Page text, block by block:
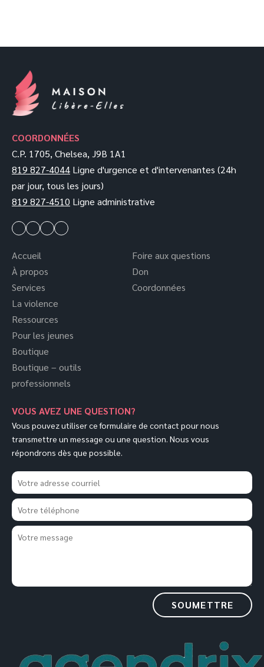
COORDONNÉES
C.P. 1705, Chelsea, J9B 1A1
819 827-4044 Ligne d'urgence et d'intervenantes (24h
par jour, tous les jours)
819 827-4510 Ligne administrative
Accueil
À propos
Services
La violence
Ressources
Pour les jeunes
Boutique
Boutique – outils
professionnels
Foire aux questions
Don
Coordonnées
VOUS AVEZ UNE QUESTION?
Vous pouvez utiliser ce formulaire de contact pour nous
transmettre un message ou une question. Nous vous
répondrons dès que possible.